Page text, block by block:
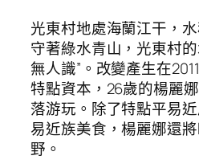
光東村地處海蘭江干，
守著綠水青山，光東村
無人識”。改變產生在
特點資本，26歲的楊麗
落游玩。除了特點平易
易近族美食，楊麗娜還
野。